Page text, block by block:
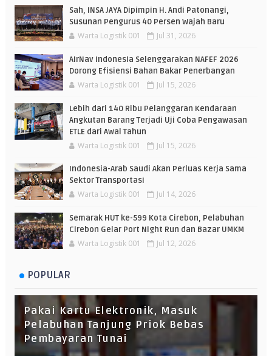
Sah, INSA JAYA Dipimpin H. Andi Patonangi,
Susunan Pengurus 40 Persen Wajah Baru
Warta Logistik 001 Jul 31, 2026
AirNav Indonesia Selenggarakan NAFEF 2026
Dorong Efisiensi Bahan Bakar Penerbangan
Warta Logistik 001 Jul 15, 2026
Lebih dari 140 Ribu Pelanggaran Kendaraan
Angkutan Barang Terjadi Uji Coba Pengawasan
ETLE dari Awal Tahun
Warta Logistik 001 Jul 15, 2026
Indonesia-Arab Saudi Akan Perluas Kerja Sama
Sektor Transportasi
Warta Logistik 001 Jul 14, 2026
Semarak HUT ke-599 Kota Cirebon, Pelabuhan
Cirebon Gelar Port Night Run dan Bazar UMKM
Warta Logistik 001 Jul 12, 2026
POPULAR
Pakai Kartu Elektronik, Masuk
Pelabuhan Tanjung Priok Bebas
Pembayaran Tunai